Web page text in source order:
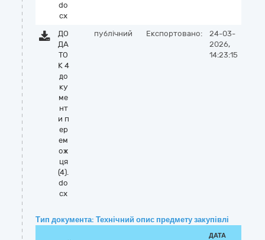
do
cx
ДО
ДА
ТО
К 4
до
ку
ме
нт
и п
ер
ем
ож
ця
(4).
do
cx
публічний Експортовано:
24-03-
2026,
14:23:15
Тип документа: Технічний опис предмету закупівлі
ДАТА